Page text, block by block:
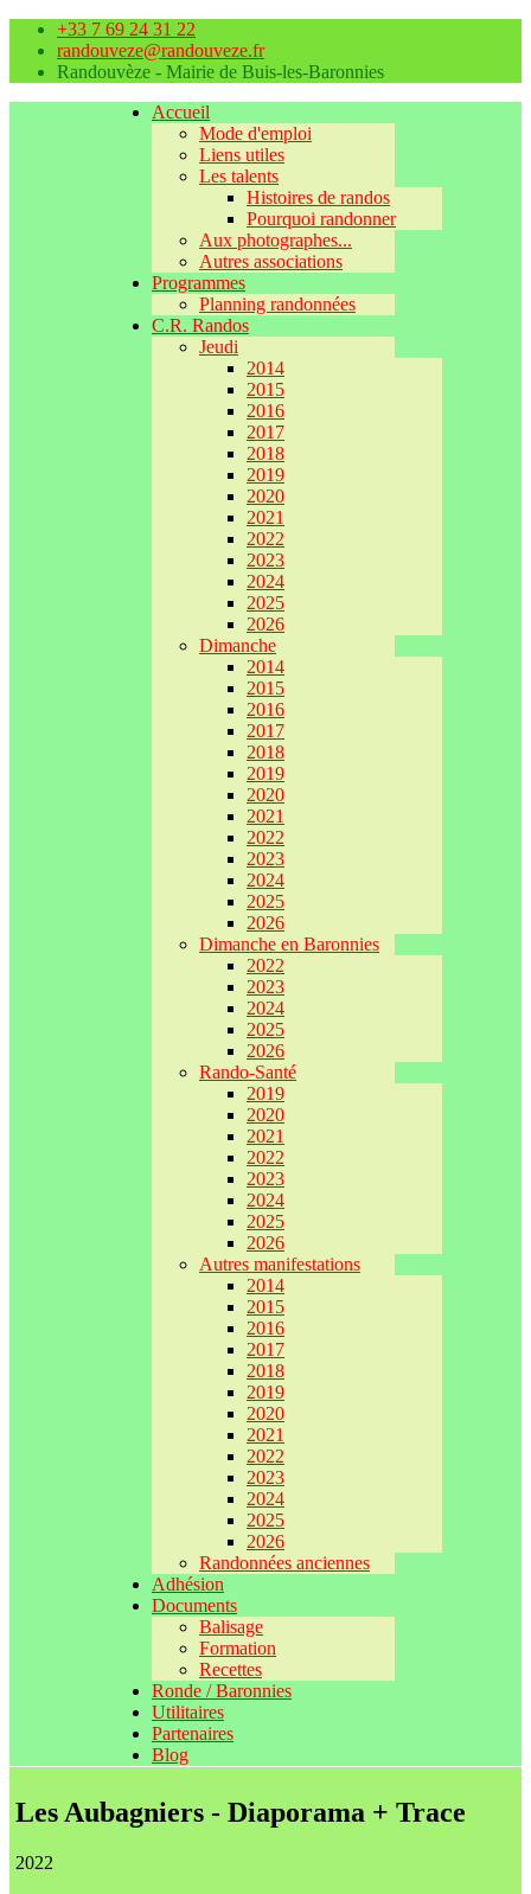
+33 7 69 24 31 22
randouveze@randouveze.fr
Randouvèze - Mairie de Buis-les-Baronnies
Accueil
Mode d'emploi
Liens utiles
Les talents
Histoires de randos
Pourquoi randonner
Aux photographes...
Autres associations
Programmes
Planning randonnées
C.R. Randos
Jeudi
2014
2015
2016
2017
2018
2019
2020
2021
2022
2023
2024
2025
2026
Dimanche
2014
2015
2016
2017
2018
2019
2020
2021
2022
2023
2024
2025
2026
Dimanche en Baronnies
2022
2023
2024
2025
2026
Rando-Santé
2019
2020
2021
2022
2023
2024
2025
2026
Autres manifestations
2014
2015
2016
2017
2018
2019
2020
2021
2022
2023
2024
2025
2026
Randonnées anciennes
Adhésion
Documents
Balisage
Formation
Recettes
Ronde / Baronnies
Utilitaires
Partenaires
Blog
Les Aubagniers - Diaporama + Trace
2022